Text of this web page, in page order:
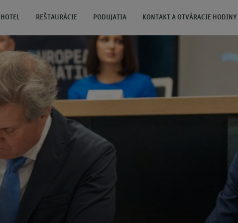
HOTEL REŠTAURÁCIE PODUJATIA KONTAKT A OTVÁRACIE HODINY